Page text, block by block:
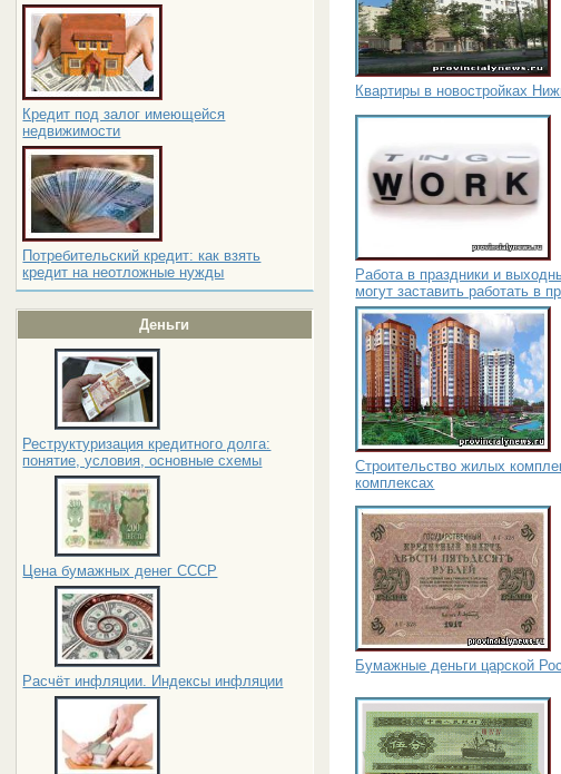
Кредит под залог имеющейся
недвижимости
Потребительский кредит: как взять
кредит на неотложные нужды
Деньги
Реструктуризация кредитного долга:
понятие, условия, основные схемы
Цена бумажных денег СССР
Расчёт инфляции. Индексы инфляции
Квартиры в новостройках
Работа в праздники и
могут заставить работать в
Строительство жилых
комплексах
Бумажные деньги царской